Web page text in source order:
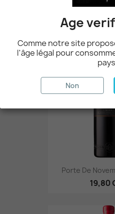
Porte De
19,80
Age
Comme notre site
l'âge légal pour
Non